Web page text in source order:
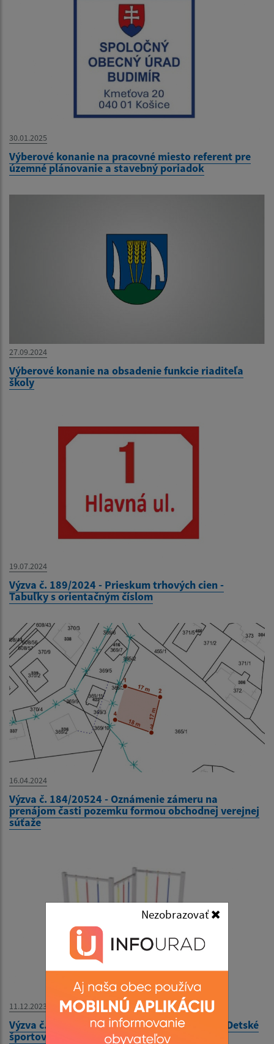
Nezobrazovať
30.01.2025
Výberové konanie na pracovné miesto referent pre
územné plánovanie a stavebný poriadok
27.09.2024
Výberové konanie na obsadenie funkcie riaditeľa
školy
19.07.2024
Výzva č. 189/2024 - Prieskum trhových cien -
Tabuľky s orientačným číslom
16.04.2024
Výzva č. 184/20524 - Oznámenie zámeru na
prenájom časti pozemku formou obchodnej verejnej
súťaže
11.12.2023
Výzva č. 179/2023 - Prieskum trhových cien - Detské
športové ihrisko v Materskej škole Kysak 210